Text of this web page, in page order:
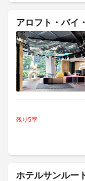
アロフト・バイ
残り5室
ホテルサンルー